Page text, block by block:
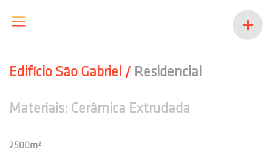
Edifício São Gabriel / Residencial
Materiais: Cerâmica Extrudada
2500m²